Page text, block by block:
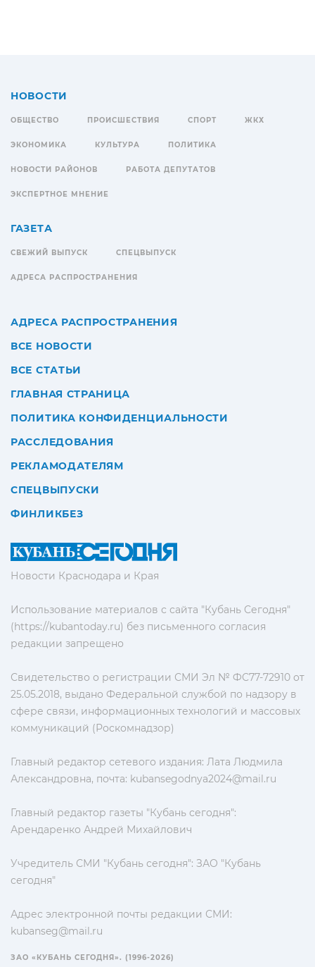
Новости Краснодара и Края
Использование материалов с сайта "Кубань Сегодня"
(https://kubantoday.ru) без письменного согласия
редакции запрещено
Свидетельство о регистрации СМИ Эл № ФС77-72910 от
25.05.2018, выдано Федеральной службой по надзору в
сфере связи, информационных технологий и массовых
коммуникаций (Роскомнадзор)
Главный редактор сетевого издания: Лата Людмила
Александровна, почта: kubansegodnya2024@mail.ru
Главный редактор газеты "Кубань сегодня":
Арендаренко Андрей Михайлович
Учредитель СМИ "Кубань сегодня": ЗАО "Кубань
сегодня"
Адрес электронной почты редакции СМИ:
kubanseg@mail.ru
НОВОСТИ
ОБЩЕСТВО ПРОИСШЕСТВИЯ СПОРТ ЖКХ
ЭКОНОМИКА КУЛЬТУРА ПОЛИТИКА
НОВОСТИ РАЙОНОВ РАБОТА ДЕПУТАТОВ
ЭКСПЕРТНОЕ МНЕНИЕ
ГАЗЕТА
СВЕЖИЙ ВЫПУСК СПЕЦВЫПУСК
АДРЕСА РАСПРОСТРАНЕНИЯ
АДРЕСА РАСПРОСТРАНЕНИЯ
ВСЕ НОВОСТИ
ВСЕ СТАТЬИ
ГЛАВНАЯ СТРАНИЦА
ПОЛИТИКА КОНФИДЕНЦИАЛЬНОСТИ
РАССЛЕДОВАНИЯ
РЕКЛАМОДАТЕЛЯМ
СПЕЦВЫПУСКИ
ФИНЛИКБЕЗ
ЗАО «КУБАНЬ СЕГОДНЯ». (1996-2026)